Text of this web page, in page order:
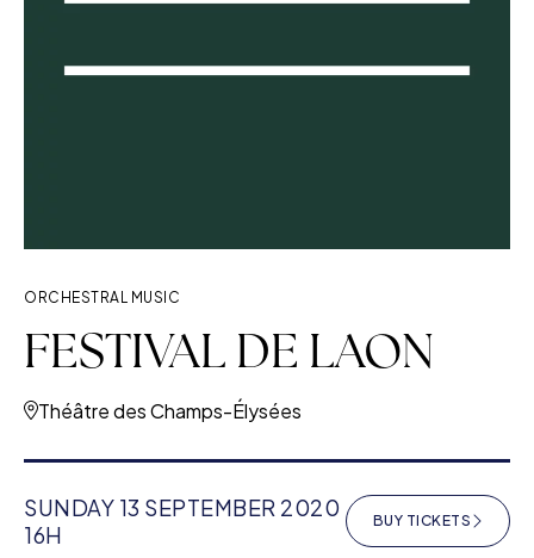
ORCHESTRAL MUSIC
FESTIVAL DE LAON
Théâtre des Champs-Élysées
SUNDAY 13 SEPTEMBER 2020
16H
BUY TICKETS
(NEW